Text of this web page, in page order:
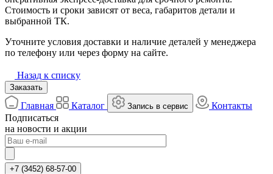
Стоимость и сроки зависят от веса, габаритов детали и
выбранной ТК.
Уточните условия доставки и наличие деталей у менеджера
по телефону или через форму на сайте.
Назад к списку
Заказать
Главная Каталог Запись в сервис
Контакты
Подписаться
на новости и акции
+7 (3452) 68-57-00